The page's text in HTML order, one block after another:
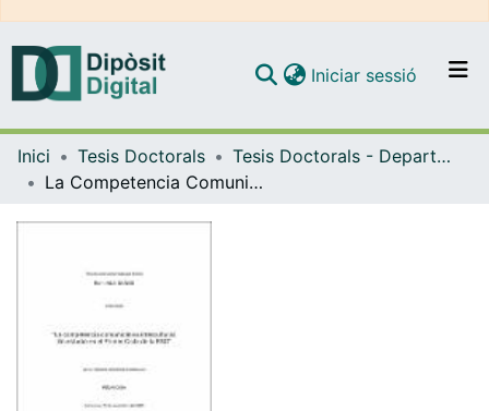
Navega per tot el DD
Iniciar sessió (current)
Inici Tesis Doctorals
Tesis Doctorals - Departament - Mètodes d'Investigació i Diagnòstic en Educació
La Competencia Comunicativa Intercultural. Un estudio en el primer ciclo de la ESO.